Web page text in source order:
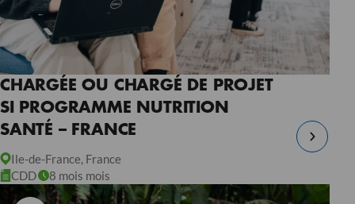
CHARGÉE OU CHARGÉ DE PROJET
SI PROGRAMME NUTRITION
SANTÉ – FRANCE
Ile-de-France, France
CDD
8 mois mois